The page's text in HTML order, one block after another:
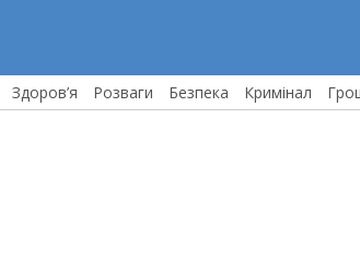
Здоров’я Розваги Безпека Кримінал